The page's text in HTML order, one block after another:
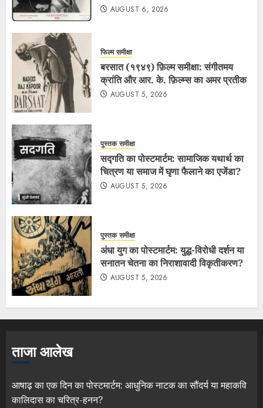
AUGUST 6, 2026
फिल्म समीक्षा
बरसात (१९४९) फ़िल्म समीक्षा: संगीतमय
क्रांति और आर. के. फ़िल्म्स का अमर प्रतीक
AUGUST 5, 2026
पुस्तक समीक्षा
सद्गति का पोस्टमार्टम: सामाजिक यथार्थ का
चित्रण या समाज में घृणा फैलाने का एजेंडा?
AUGUST 5, 2026
पुस्तक समीक्षा
अंधा युग का पोस्टमार्टम: युद्ध-विरोधी दर्शन या
सनातन चेतना का निराशावादी विकृतीकरण?
AUGUST 5, 2026
ताजा आलेख
आषाढ़ का एक दिन का पोस्टमार्टम: आधुनिक नाटक का सौंदर्य या महाकवि
कालिदास का चरित्र-हनन?